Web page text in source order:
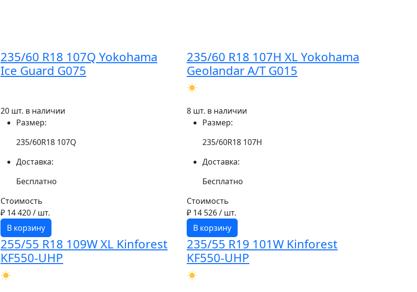
235/60 R18 107Q Yokohama
Ice Guard G075
20 шт. в наличии
Размер:
235/60R18 107Q
Доставка:
Бесплатно
Стоимость
₽ 14 420/ шт.
В корзину
235/60 R18 107H XL Yokohama
Geolandar A/T G015
8 шт. в наличии
Размер:
235/60R18 107H
Доставка:
Бесплатно
Стоимость
₽ 14 526/ шт.
В корзину
255/55 R18 109W XL Kinforest
KF550-UHP
235/55 R19 101W Kinforest
KF550-UHP